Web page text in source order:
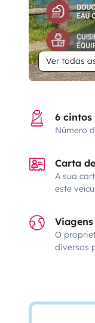
Ver todas
6 cintos
Número
Carta
A sua
este
O
diversos